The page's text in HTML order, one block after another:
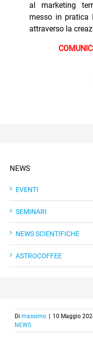
al marketing
messo in pratica
attraverso la
NEWS
EVENTI
SEMINARI
NEWS SCIENTIFICHE
ASTROCOFFEE
Di massimo 10 Maggio
NEWS